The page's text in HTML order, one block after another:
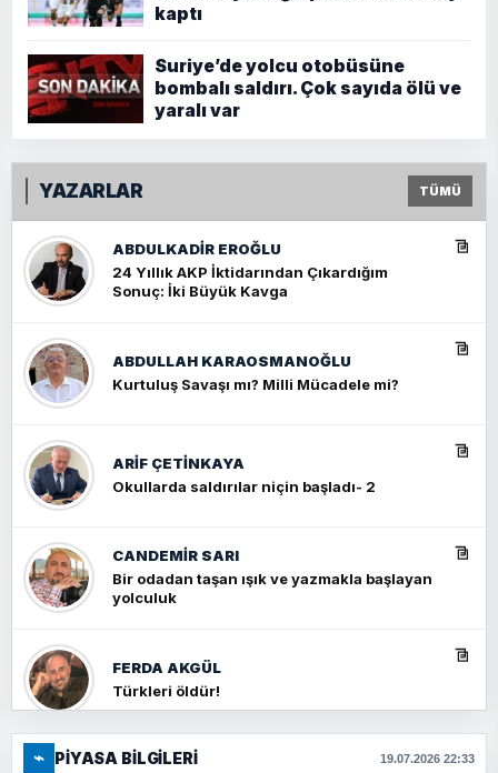
kaptı
Suriye’de yolcu otobüsüne
bombalı saldırı. Çok sayıda ölü ve
yaralı var
YAZARLAR TÜMÜ
ABDULKADIR EROĞLU
24 Yıllık AKP İktidarından Çıkardığım
Sonuç: İki Büyük Kavga
ABDULLAH KARAOSMANOĞLU
Kurtuluş Savaşı mı? Milli Mücadele mi?
ARIF ÇETİNKAYA
Okullarda saldırılar niçin başladı- 2
CANDEMIR SARI
Bir odadan taşan ışık ve yazmakla başlayan
yolculuk
FERDA AKGÜL
Türkleri öldür!
FERHAT BÜYÜKKALKAN
⌁ PIYASA BILGILERI 19.07.2026 22:33